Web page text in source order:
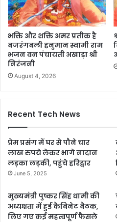
भक्ति और शक्ति अमर प्रतीक है
बजरंगबली हनुमान स्वामी राम
भजन वन पंचायती अखाड़ा श्री
निरंजनी
August 4, 2026
Recent Tech News
प्रेम प्रसंग में घर से पौने चार
लाख रुपये लेकर भागे नादान
लड़का लड़की, पहुंचे हरिद्वार
June 5, 2025
मुख्यमंत्री पुष्कर सिंह धामी की
अध्यक्षता में हुई कैबिनेट बैठक,
लिए गए कई महत्वपूर्ण फैसले